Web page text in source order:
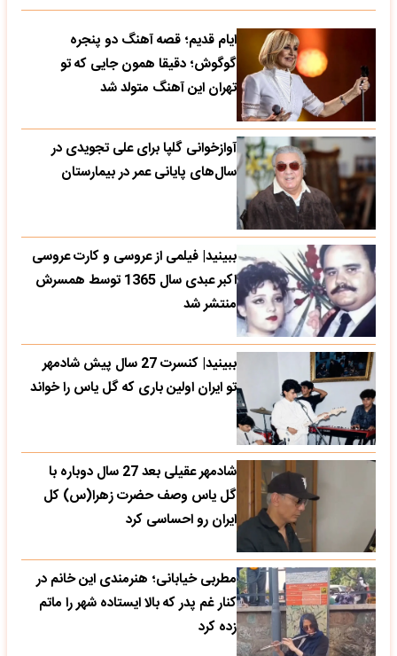
ایام قدیم؛ قصه آهنگ دو پنجره
گوگوش؛ دقیقا همون جایی که تو
تهران این آهنگ متولد شد
آوازخوانی گلپا برای علی تجویدی در
سال‌های پایانی عمر در بیمارستان
ببینید| فیلمی از عروسی و کارت عروسی
اکبر عبدی سال 1365 توسط همسرش
منتشر شد
ببینید| کنسرت 27 سال پیش شادمهر
تو ایران اولین باری که گل یاس را خواند
شادمهر عقیلی بعد 27 سال دوباره با
گل یاس وصف حضرت زهرا(س) کل
ایران رو احساسی کرد
مطربی خیابانی؛ هنرمندی این خانم در
کنار غم پدر که بالا ایستاده شهر را ماتم
زده کرد